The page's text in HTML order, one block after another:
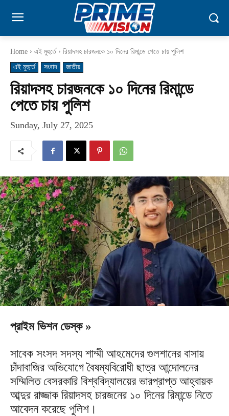
Home এই মুহুর্তে
রিয়াদসহ চারজনকে ১০ দিনের রিমান্ডে পেতে চায় পুলিশ
এই মুহুর্তে
সংবাদ জাতীয়
রিয়াদসহ চারজনকে ১০ দিনের রিমান্ডে
পেতে চায় পুলিশ
Sunday, July 27, 2025
প্রাইম ভিশন ডেস্ক »
সাবেক সংসদ সদস্য শাম্মী আহমেদের গুলশানের বাসায়
চাঁদাবাজির অভিযোগে বৈষম্যবিরোধী ছাত্র আন্দোলনের
সম্মিলিত বেসরকারি বিশ্ববিদ্যালয়ের ভারপ্রাপ্ত আহ্বায়ক
আব্দুর রাজ্জাক রিয়াদসহ চারজনের ১০ দিনের রিমান্ডে নিতে
আবেদন করেছে পুলিশ।